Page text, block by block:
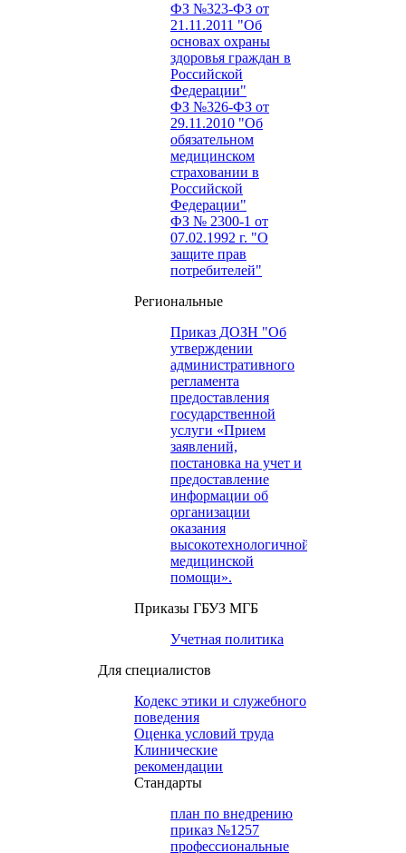
ФЗ №323-ФЗ от
21.11.2011 "Об
основах охраны
здоровья граждан в
Российской
Федерации"
ФЗ №326-ФЗ от
29.11.2010 "Об
обязательном
медицинском
страховании в
Российской
Федерации"
ФЗ № 2300-1 от
07.02.1992 г. "О
защите прав
потребителей"
Региональные
Приказ ДОЗН "Об
утверждении
административного
регламента
предоставления
государственной
услуги «Прием
заявлений,
постановка на учет и
предоставление
информации об
организации
оказания
высокотехнологичной
медицинской
помощи».
Приказы ГБУЗ МГБ
Учетная политика
Для специалистов
Кодекс этики и служебного
поведения
Оценка условий труда
Клинические
рекомендации
Cтандарты
план по внедрению
приказ №1257
профессиональные